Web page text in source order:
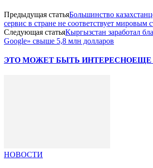
Предыдущая статьяБольшинство
сервис в стране не соответствует мировым
Следующая статьяКыргызстан заработал
Google» свыше 5,8 млн долларов
ЭТО МОЖЕТ БЫТЬ ИНТЕРЕСНОЕЩЕ
НОВОСТИ